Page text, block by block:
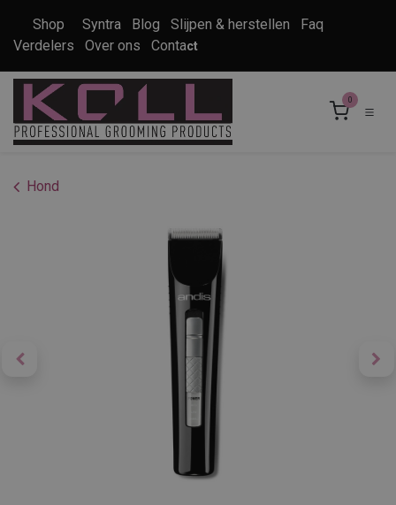
Shop Syntra Blog Slijpen & herstellen
Faq
Verdelers
Over ons Contact
0
Hond